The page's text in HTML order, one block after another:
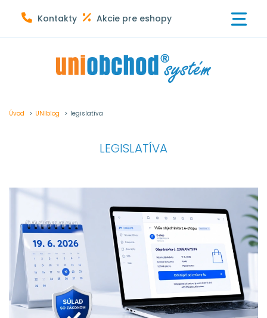
Kontakty Akcie pre eshopy
Vyskúšať eshop
Úvod > UNIblog > legislatíva
LEGISLATÍVA